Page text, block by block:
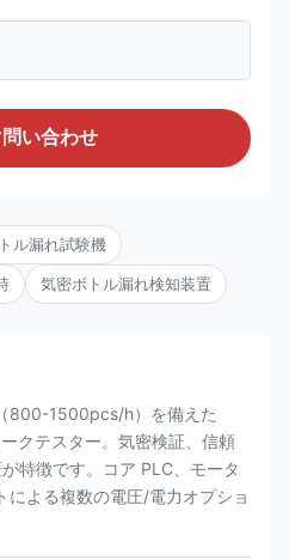
い合わせ
ル漏れ試験機
気密ボトル漏れ検知装置
800-1500pcs/h）を備えた
クテスター。気密検証、信頼
特徴です。コア PLC、モータ
による複数の電圧/電力オプショ